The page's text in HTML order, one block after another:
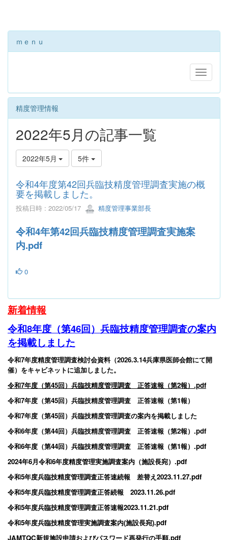
ｍｅｎｕ
精度管理情報
2022年5月の記事一覧
2022年5月 5件
令和4年度第42回兵臨技精度管理調査実施の概
要を掲載しました。
投稿日時 : 2022/05/17 精度管理事業部長
令和4年第42回兵臨技精度管理調査実施案
内.pdf
0
新着情報
令和8年度（第46回）兵臨技精度管理調査の案内
を掲載しました
令和7年度精度管理調査検討会資料（2026.3.14兵庫県医師会館にて開
催）をキャビネットに追加しました。
令和7年度（第45回）兵臨技精度管理調査 正答速報（第2報）.pdf
令和7年度（第45回）兵臨技精度管理調査 正答速報（第1報）
令和7年度（第45回）兵臨技精度管理調査の案内を掲載しました
令和6年度（第44回）兵臨技精度管理調査 正答速報（第2報）.pdf
令和6年度（第44回）兵臨技精度管理調査 正答速報（第1報）.pdf
2024年6月令和6年度精度管理実施調査案内（施設長宛）.pdf
令和5年度兵臨技精度管理調査正答速続報 差替え2023.11.27.pdf
令和5年度兵臨技精度管理調査正答続報 2023.11.26.pdf
令和5年度兵臨技精度管理調査正答速報2023.11.21.pdf
令和5年度兵臨技精度管理実施調査案内(施設長宛).pdf
JAMTQC新規施設申請およびパスワード再発行の手順.pdf